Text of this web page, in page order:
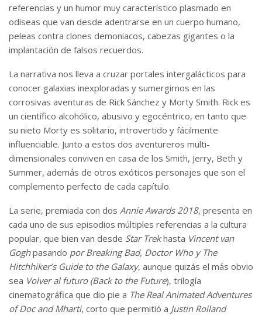
referencias y un humor muy característico plasmado en
odiseas que van desde adentrarse en un cuerpo humano,
peleas contra clones demoniacos, cabezas gigantes o la
implantación de falsos recuerdos.
La narrativa nos lleva a cruzar portales intergalácticos para
conocer galaxias inexploradas y sumergirnos en las
corrosivas aventuras de Rick Sánchez y Morty Smith. Rick es
un científico alcohólico, abusivo y egocéntrico, en tanto que
su nieto Morty es solitario, introvertido y fácilmente
influenciable. Junto a estos dos aventureros multi-
dimensionales conviven en casa de los Smith, Jerry, Beth y
Summer, además de otros exóticos personajes que son el
complemento perfecto de cada capítulo.
La serie, premiada con dos Annie Awards 2018, presenta en
cada uno de sus episodios múltiples referencias a la cultura
popular, que bien van desde Star Trekhasta Vincent van
Goghpasando por Breaking Bad, Doctor Who y The
Hitchhiker’s Guide to the Galaxy, aunque quizás el más obvio
sea Volver al futuro (Back to the Future), trilogía
cinematográfica que dio pie a The Real Animated Adventures
of Doc and Mharti, corto que permitió a Justin Roiland